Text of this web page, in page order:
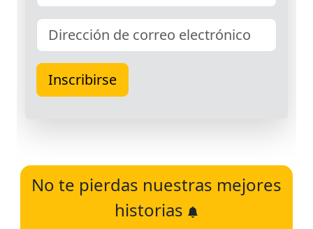
No te pierdas nuestras mejores
historias